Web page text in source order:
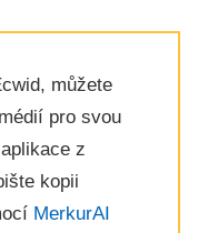
můžete
pro svou
aplikace z
kopii
MerkurAI